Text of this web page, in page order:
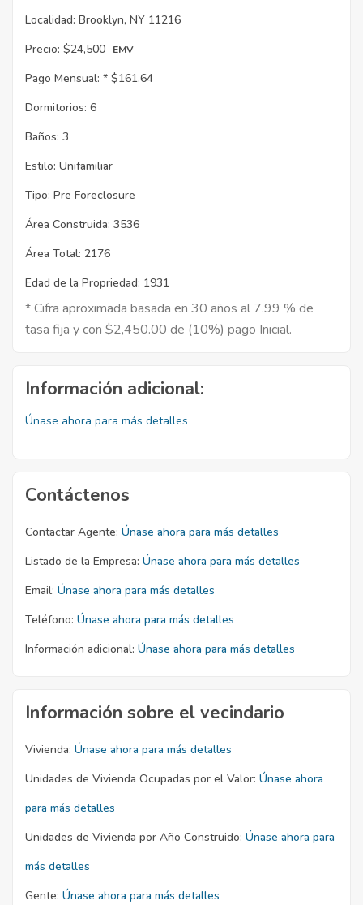
Localidad: Brooklyn, NY 11216
Precio: $24,500 EMV
Pago Mensual: * $161.64
Dormitorios: 6
Baños: 3
Estilo: Unifamiliar
Tipo: Pre Foreclosure
Área Construida: 3536
Área Total: 2176
Edad de la Propriedad: 1931
* Cifra aproximada basada en 30 años al 7.99 % de
tasa fija y con $2,450.00 de (10%) pago Inicial.
Información adicional:
Únase ahora para más detalles
Contáctenos
Contactar Agente: Únase ahora para más detalles
Listado de la Empresa: Únase ahora para más detalles
Email: Únase ahora para más detalles
Teléfono: Únase ahora para más detalles
Información adicional: Únase ahora para más detalles
Información sobre el vecindario
Vivienda: Únase ahora para más detalles
Unidades de Vivienda Ocupadas por el Valor: Únase ahora
para más detalles
Unidades de Vivienda por Año Construido: Únase ahora para
más detalles
Gente: Únase ahora para más detalles